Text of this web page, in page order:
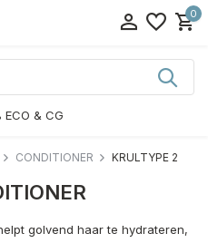
0
ECO & CG
CONDITIONER KRULTYPE 2
golvend haar te hydrateren,